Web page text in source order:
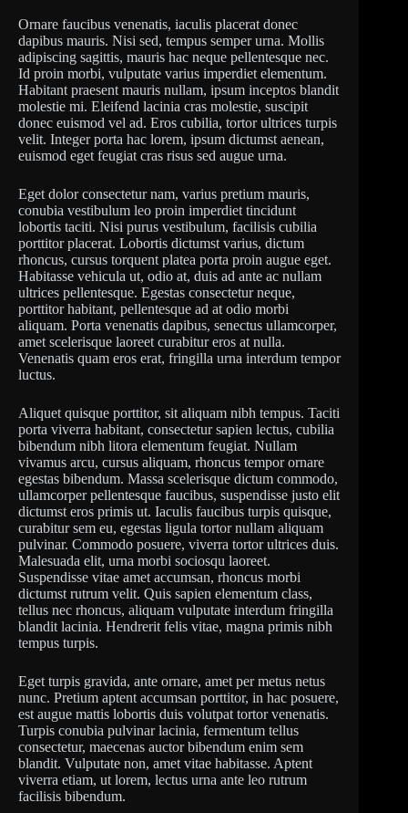
Ornare faucibus venenatis, iaculis placerat donec
dapibus mauris. Nisi sed, tempus semper urna. Mollis
adipiscing sagittis, mauris hac neque pellentesque nec.
Id proin morbi, vulputate varius imperdiet elementum.
Habitant praesent mauris nullam, ipsum inceptos blandit
molestie mi. Eleifend lacinia cras molestie, suscipit
donec euismod vel ad. Eros cubilia, tortor ultrices turpis
velit. Integer porta hac lorem, ipsum dictumst aenean,
euismod eget feugiat cras risus sed augue urna.
Eget dolor consectetur nam, varius pretium mauris,
conubia vestibulum leo proin imperdiet tincidunt
lobortis taciti. Nisi purus vestibulum, facilisis cubilia
porttitor placerat. Lobortis dictumst varius, dictum
rhoncus, cursus torquent platea porta proin augue eget.
Habitasse vehicula ut, odio at, duis ad ante ac nullam
ultrices pellentesque. Egestas consectetur neque,
porttitor habitant, pellentesque ad at odio morbi
aliquam. Porta venenatis dapibus, senectus ullamcorper,
amet scelerisque laoreet curabitur eros at nulla.
Venenatis quam eros erat, fringilla urna interdum tempor
luctus.
Aliquet quisque porttitor, sit aliquam nibh tempus. Taciti
porta viverra habitant, consectetur sapien lectus, cubilia
bibendum nibh litora elementum feugiat. Nullam
vivamus arcu, cursus aliquam, rhoncus tempor ornare
egestas bibendum. Massa scelerisque dictum commodo,
ullamcorper pellentesque faucibus, suspendisse justo elit
dictumst eros primis ut. Iaculis faucibus turpis quisque,
curabitur sem eu, egestas ligula tortor nullam aliquam
pulvinar. Commodo posuere, viverra tortor ultrices duis.
Malesuada elit, urna morbi sociosqu laoreet.
Suspendisse vitae amet accumsan, rhoncus morbi
dictumst rutrum velit. Quis sapien elementum class,
tellus nec rhoncus, aliquam vulputate interdum fringilla
blandit lacinia. Hendrerit felis vitae, magna primis nibh
tempus turpis.
Eget turpis gravida, ante ornare, amet per metus netus
nunc. Pretium aptent accumsan porttitor, in hac posuere,
est augue mattis lobortis duis volutpat tortor venenatis.
Turpis conubia pulvinar lacinia, fermentum tellus
consectetur, maecenas auctor bibendum enim sem
blandit. Vulputate non, amet vitae habitasse. Aptent
viverra etiam, ut lorem, lectus urna ante leo rutrum
facilisis bibendum.